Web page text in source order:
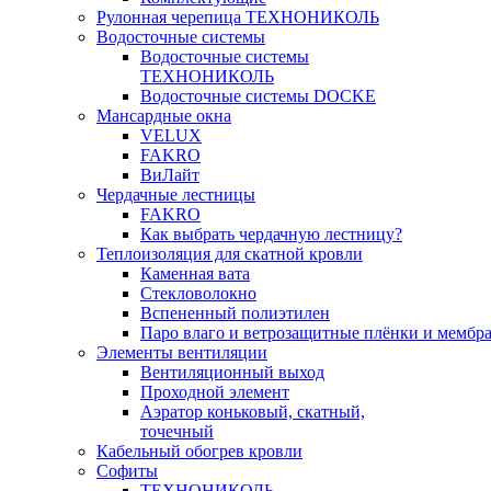
Рулонная черепица ТЕХНОНИКОЛЬ
Водосточные системы
Водосточные системы
ТЕХНОНИКОЛЬ
Водосточные системы DOCKE
Мансардные окна
VELUX
FAKRO
ВиЛайт
Чердачные лестницы
FAKRO
Как выбрать чердачную лестницу?
Теплоизоляция для скатной кровли
Каменная вата
Стекловолокно
Вспененный полиэтилен
Паро влаго и ветрозащитные плёнки и
Элементы вентиляции
Вентиляционный выход
Проходной элемент
Аэратор коньковый, скатный,
точечный
Кабельный обогрев кровли
Софиты